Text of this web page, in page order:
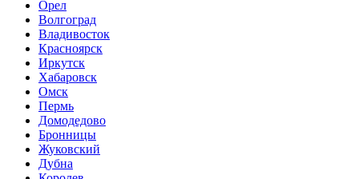
Орел
Волгоград
Владивосток
Красноярск
Иркутск
Хабаровск
Омск
Пермь
Домодедово
Бронницы
Жуковский
Дубна